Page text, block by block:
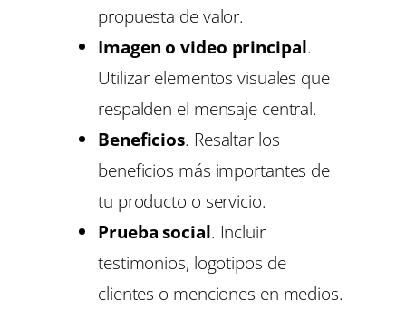
propuesta de valor.
Imagen o video principal.
Utilizar elementos visuales que
respalden el mensaje central.
Beneficios. Resaltar los
beneficios más importantes de
tu producto o servicio.
Prueba social. Incluir
testimonios, logotipos de
clientes o menciones en medios.